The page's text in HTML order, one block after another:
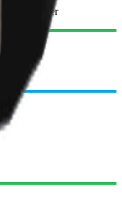
Raider-mønter